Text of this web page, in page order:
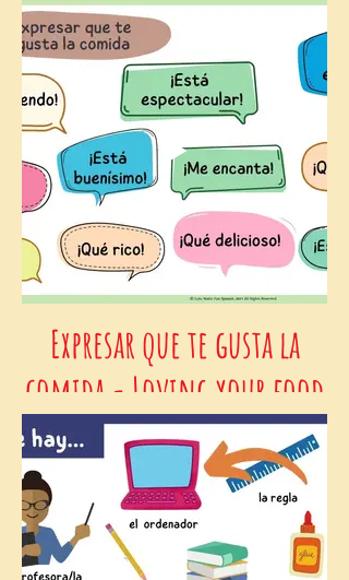
Expresar que te gusta la
comida - Loving your food
in Spanish